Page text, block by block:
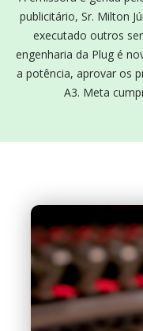
publicitário, Sr. Milton
executado outros
engenharia da Plug é
a potência, aprovar os
A3. Meta